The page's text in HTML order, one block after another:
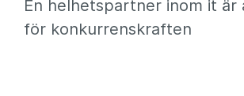
En helhetspartner inom it är
för konkurrenskraften